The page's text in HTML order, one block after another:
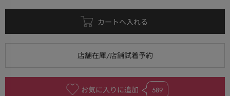
お気に入りに追加 589